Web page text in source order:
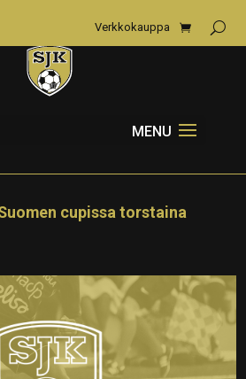
Verkkokauppa
cupissa torstaina